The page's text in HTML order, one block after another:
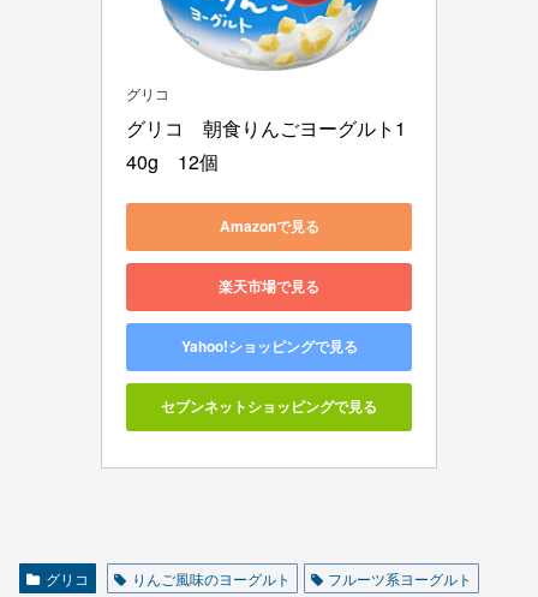
グリコ
グリコ　朝食りんごヨーグルト1
40g　12個
Amazonで見る
楽天市場で見る
Yahoo!ショッピングで見る
セブンネットショッピングで見る
グリコ りんご風味のヨーグルト フルーツ系ヨーグルト